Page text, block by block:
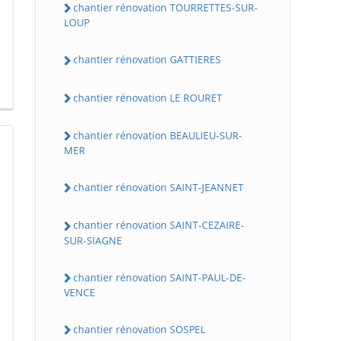
chantier rénovation TOURRETTES-SUR-
LOUP
chantier rénovation GATTIERES
chantier rénovation LE ROURET
chantier rénovation BEAULIEU-SUR-
MER
chantier rénovation SAINT-JEANNET
chantier rénovation SAINT-CEZAIRE-
SUR-SIAGNE
chantier rénovation SAINT-PAUL-DE-
VENCE
chantier rénovation SOSPEL